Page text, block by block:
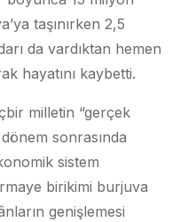
taşınırken 2,5
da vardıktan hemen
hayatını kaybetti.
milletin “gerçek
sonrasında
sistem
birikimi burjuva
genişlemesi